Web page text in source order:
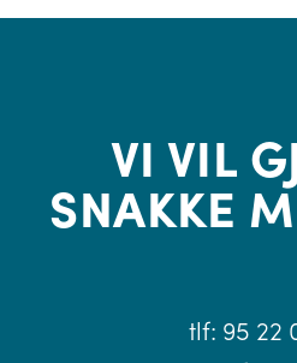
VI VIL
SNAKKE
tlf: 95 22